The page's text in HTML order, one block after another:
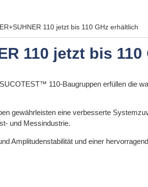
110 jetzt bis 110 GHz erhältlich
110 jetzt bis
110-Baugruppen erfüllen die
gewährleisten eine verbesserte
und Messindustrie.
Amplitudenstabilität und einer